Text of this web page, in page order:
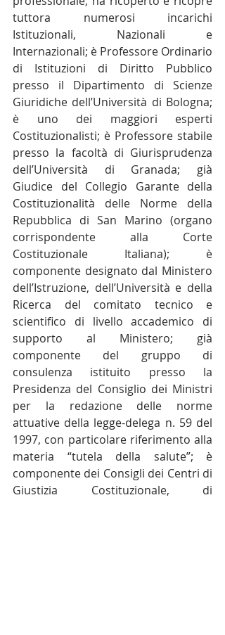
tuttora numerosi incarichi
Istituzionali, Nazionali e
Internazionali; è Professore Ordinario
di Istituzioni di Diritto Pubblico
presso il Dipartimento di Scienze
Giuridiche dell’Università di Bologna;
è uno dei maggiori esperti
Costituzionalisti; è Professore stabile
presso la facoltà di Giurisprudenza
dell’Università di Granada; già
Giudice del Collegio Garante della
Costituzionalità delle Norme della
Repubblica di San Marino (organo
corrispondente alla Corte
Costituzionale Italiana); è
componente designato dal Ministero
dell’Istruzione, dell’Università e della
Ricerca del comitato tecnico e
scientifico di livello accademico di
supporto al Ministero; già
componente del gruppo di
consulenza istituito presso la
Presidenza del Consiglio dei Ministri
per la redazione delle norme
attuative della legge-delega n. 59 del
1997, con particolare riferimento alla
materia “tutela della salute”; è
componente dei Consigli dei Centri di
Giustizia Costituzionale, di